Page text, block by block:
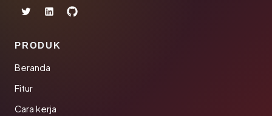
PRODUK
Beranda
Fitur
Cara kerja